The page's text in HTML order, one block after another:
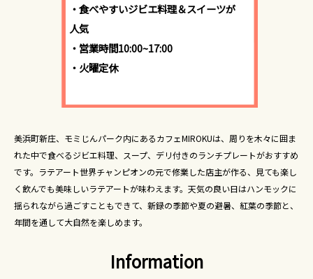
・食べやすいジビエ料理＆スイーツが
人気
・営業時間10:00~17:00
・火曜定休
美浜町新庄、モミじんパーク内にあるカフェMIROKUは、周りを木々に囲ま
れた中で食べるジビエ料理、スープ、デリ付きのランチプレートがおすすめ
です。ラテアート世界チャンピオンの元で修業した店主が作る、見ても楽し
く飲んでも美味しいラテアートが味わえます。天気の良い日はハンモックに
揺られながら過ごすこともできて、新録の季節や夏の避暑、紅葉の季節と、
年間を通して大自然を楽しめます。
Information